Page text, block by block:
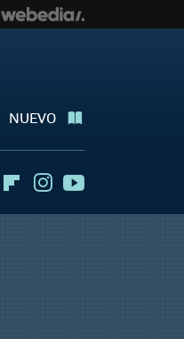
NUEVO
FacebookFlipboardInstagram